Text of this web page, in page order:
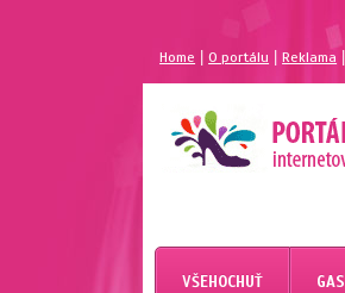
Home |O portálu Reklama
MAGAZÍN
PORTÁL PRO
VŠEHOCHUŤ